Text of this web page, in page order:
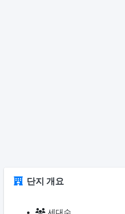
단지 개요
세대수